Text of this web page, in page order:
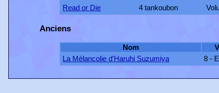
Read or Die
4 tankoubon
Anciens
Nom
La Mélancolie d'Haruhi Suzumiya
8 -